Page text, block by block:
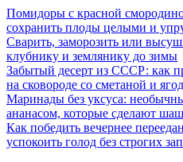
Помидоры с красной
сохранить плоды целыми и
Сварить, заморозить или
клубнику и землянику до зимы
Забытый десерт из СССР: как
на сковороде со сметаной и
Маринады без уксуса:
ананасом, которые сделают
Как победить вечернее
успокоить голод без строгих